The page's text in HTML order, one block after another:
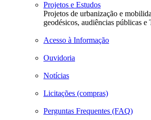
Projetos e Estudos
Projetos de urbanização e
geodésicos, audiências públicas e
Acesso à Informação
Ouvidoria
Notícias
Licitações (compras)
Perguntas Frequentes (FAQ)